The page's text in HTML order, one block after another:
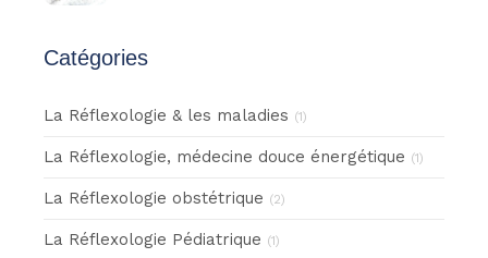
Catégories
La Réflexologie & les maladies (1)
La Réflexologie, médecine douce énergétique (1)
La Réflexologie obstétrique (2)
La Réflexologie Pédiatrique (1)